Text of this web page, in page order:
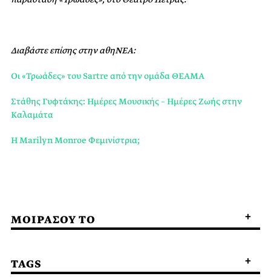
Διαβάστε επίσης στην αθηΝΕΑ:
Οι «Τρωάδες» του Sartre από την ομάδα ΘΕΑΜΑ
Στάθης Γυφτάκης: Ημέρες Μουσικής – Ημέρες Ζωής στην
Καλαμάτα
Η Marilyn Monroe Φεμινίστρια;
ΜΟΙΡΑΣΟΥ ΤΟ
TAGS